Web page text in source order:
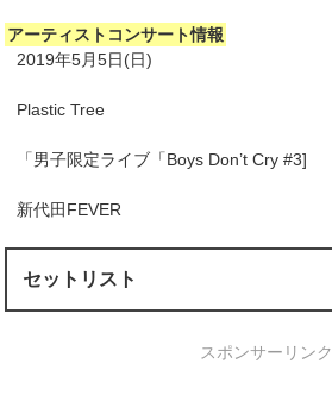
アーティストコンサート情報
2019年5月5日(日)
Plastic Tree
「男子限定ライブ「Boys Don’t Cry #3]
新代田FEVER
セットリスト
スポンサーリンク